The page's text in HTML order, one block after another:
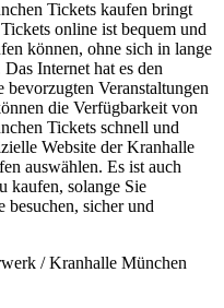
Tickets kaufen bringt
online ist bequem und
können, ohne sich in lange
Internet hat es den
Veranstaltungen
die Verfügbarkeit von
Tickets schnell und
Website der Kranhalle
auswählen. Es ist auch
kaufen, solange Sie
besuchen, sicher und
/ Kranhalle München